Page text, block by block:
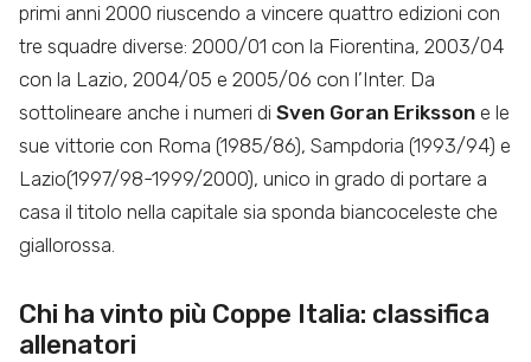
primi anni 2000 riuscendo a vincere quattro edizioni con
tre squadre diverse: 2000/01 con la Fiorentina, 2003/04
con la Lazio, 2004/05 e 2005/06 con l’Inter. Da
sottolineare anche i numeri di Sven Goran Eriksson e le
sue vittorie con Roma (1985/86), Sampdoria (1993/94) e
Lazio(1997/98-1999/2000), unico in grado di portare a
casa il titolo nella capitale sia sponda biancoceleste che
giallorossa.
Chi ha vinto più Coppe Italia: classifica
allenatori